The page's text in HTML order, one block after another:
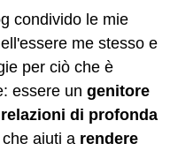
condivido le mie
me stesso e
per ciò che è
essere un genitore
relazioni di profonda
aiuti a rendere